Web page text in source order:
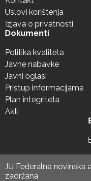
Uslovi korištenja
Izjava o privatnosti
Dokumenti
Politika kvaliteta
Javne nabavke
Javni oglasi
Pristup informacijama
Plan integriteta
Akti
JU Federalna novinska
zadržana